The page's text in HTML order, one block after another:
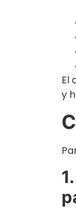
El
y